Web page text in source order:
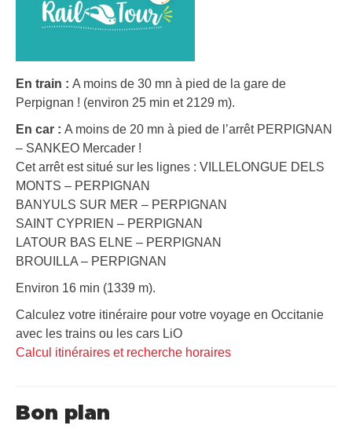
En train : A moins de 30 mn à pied de la gare de
Perpignan ! (environ 25 min et 2129 m).
En car : A moins de 20 mn à pied de l’arrêt PERPIGNAN
– SANKEO Mercader !
Cet arrêt est situé sur les lignes : VILLELONGUE DELS
MONTS – PERPIGNAN
BANYULS SUR MER – PERPIGNAN
SAINT CYPRIEN – PERPIGNAN
LATOUR BAS ELNE – PERPIGNAN
BROUILLA – PERPIGNAN
Environ 16 min (1339 m).
Calculez votre itinéraire pour votre voyage en Occitanie
avec les trains ou les cars LiO
Calcul itinéraires et recherche horaires
Bon plan